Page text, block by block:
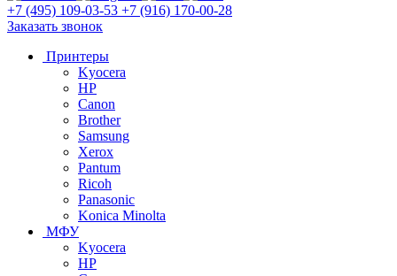
+7 (495) 109-03-53 +7 (916) 170-00-28
Заказать звонок
Принтеры
Kyocera
HP
Canon
Brother
Samsung
Xerox
Pantum
Ricoh
Panasonic
Konica Minolta
МФУ
Kyocera
HP